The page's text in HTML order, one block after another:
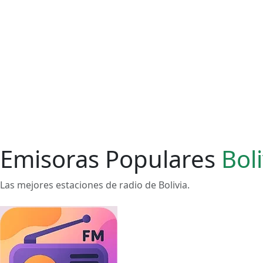
Emisoras Populares
Las mejores estaciones de radio de Bolivia.